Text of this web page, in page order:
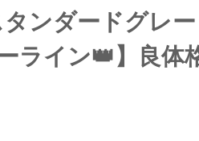
タンダードグレ
ライン👑】良体